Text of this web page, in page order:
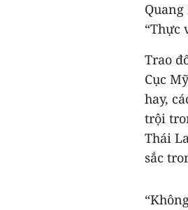
“Thực
Trao
Cục
hay,
trội
Thái
sắc